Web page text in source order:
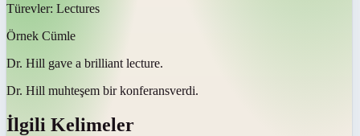
Türevler: Lectures
Örnek Cümle
Dr. Hill gave a brilliant lecture.
Dr. Hill muhteşem bir konferansverdi.
İlgili Kelimeler